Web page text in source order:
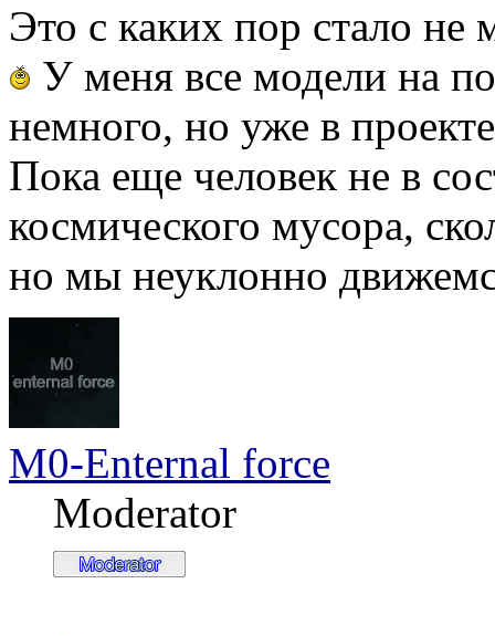
Это с каких пор стало не
У меня все модели на
немного, но уже в
Пока еще человек не в
космического мусора,
но мы неуклонно
M0-Enternal force
Moderator